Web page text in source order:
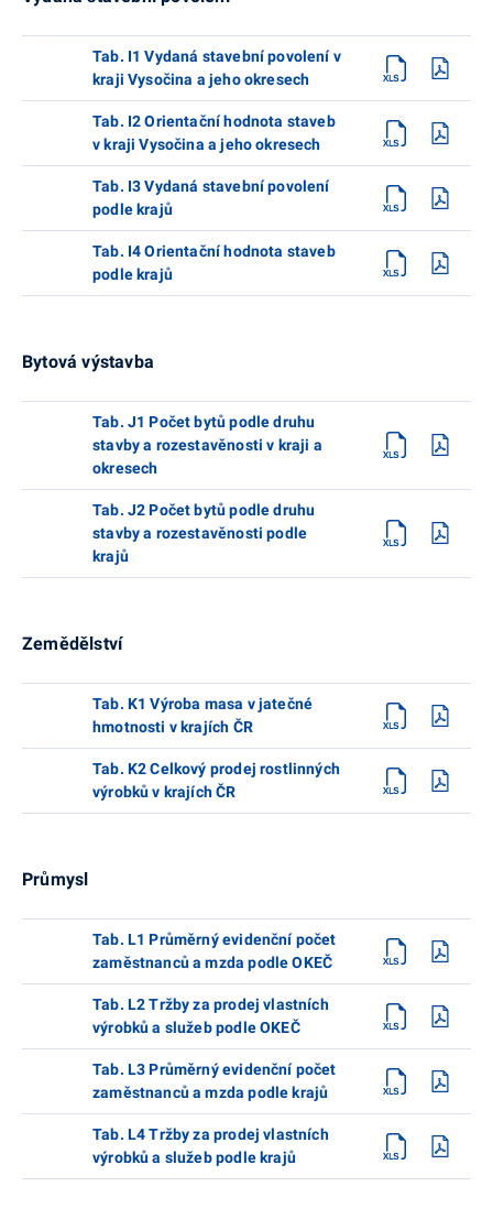
Tab. I1 Vydaná stavební povolení v
kraji Vysočina a jeho okresech
Tab. I2 Orientační hodnota staveb
v kraji Vysočina a jeho okresech
Tab. I3 Vydaná stavební povolení
podle krajů
Tab. I4 Orientační hodnota staveb
podle krajů
Bytová výstavba
Tab. J1 Počet bytů podle druhu
stavby a rozestavěnosti v kraji a
okresech
Tab. J2 Počet bytů podle druhu
stavby a rozestavěnosti podle
krajů
Zemědělství
Tab. K1 Výroba masa v jatečné
hmotnosti v krajích ČR
Tab. K2 Celkový prodej rostlinných
výrobků v krajích ČR
Průmysl
Tab. L1 Průměrný evidenční počet
zaměstnanců a mzda podle OKEČ
Tab. L2 Tržby za prodej vlastních
výrobků a služeb podle OKEČ
Tab. L3 Průměrný evidenční počet
zaměstnanců a mzda podle krajů
Tab. L4 Tržby za prodej vlastních
výrobků a služeb podle krajů